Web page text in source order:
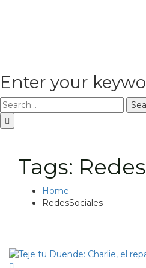
Enter your
Tags:
Home
RedesSociales